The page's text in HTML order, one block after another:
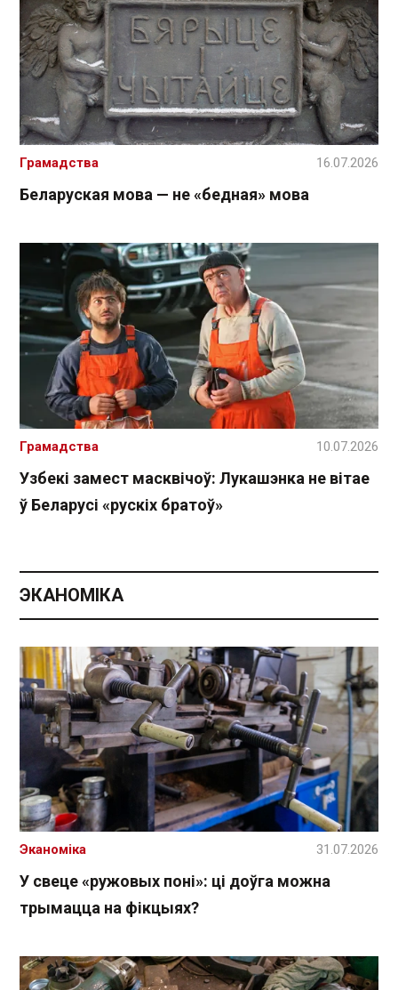
Беларуская мова — не «бедная» мова
Грамадства 16.07.2026
Узбекі замест масквічоў: Лукашэнка не вітае
ў Беларусі «рускіх братоў»
Грамадства 10.07.2026
ЭКАНОМІКА
У свеце «ружовых поні»: ці доўга можна
трымацца на фікцыях?
Эканоміка 31.07.2026